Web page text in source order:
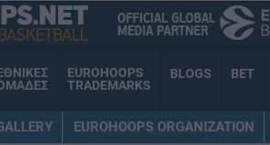
EUROHOOPS
TRADEMARKS
BLOGS BET
EUROHOOPS ORGANIZATION